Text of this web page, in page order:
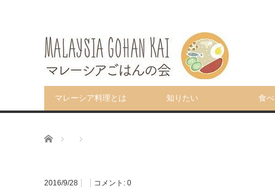
マレーシア料理とは 知りたい 食
ホーム
2016/9/28 コメント: 0